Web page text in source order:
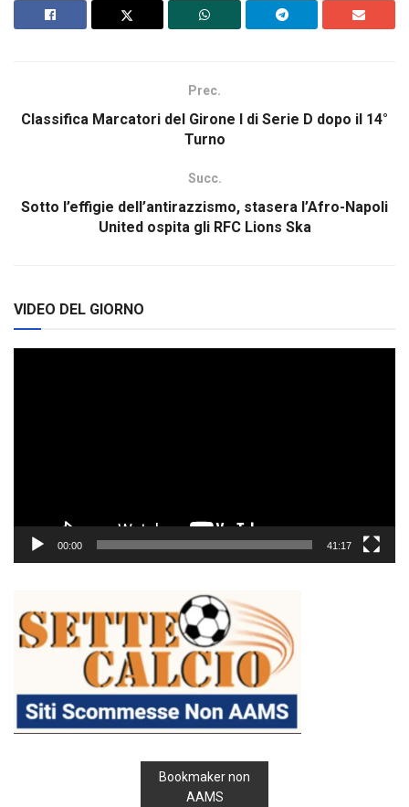
Prec.
Classifica Marcatori del Girone I di Serie D dopo il 14°
Turno
Succ.
Sotto l’effigie dell’antirazzismo, stasera l’Afro-Napoli
United ospita gli RFC Lions Ska
VIDEO DEL GIORNO
00:00 41:17
Bookmaker non
AAMS